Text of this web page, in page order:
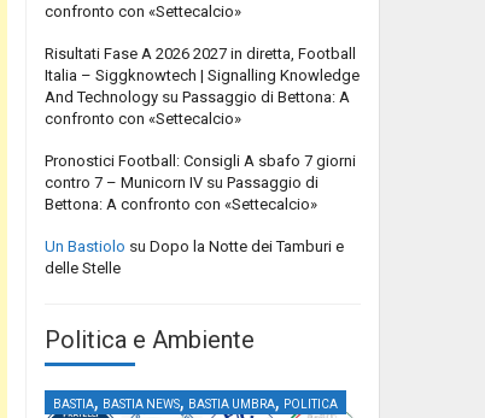
confronto con «Settecalcio»
Risultati Fase A 2026 2027 in diretta, Football
Italia – Siggknowtech | Signalling Knowledge
And Technology su Passaggio di Bettona: A
confronto con «Settecalcio»
Pronostici Football: Consigli A sbafo 7 giorni
contro 7 – Municorn IV su Passaggio di
Bettona: A confronto con «Settecalcio»
Un Bastiolo su Dopo la Notte dei Tamburi e
delle Stelle
Politica e Ambiente
BASTIA, BASTIA NEWS, BASTIA UMBRA, POLITICA